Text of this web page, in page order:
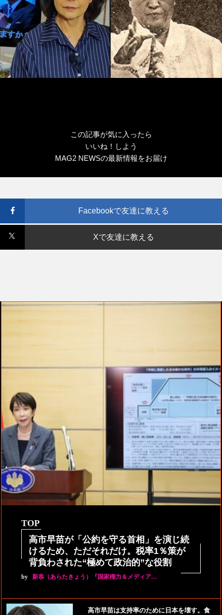
この記事が気に入ったら
いいね！しよう
MAG2 NEWSの最新情報をお届け
Facebookで友達に教える
Xで友達に教える
TOP
高市早苗が「公約を守る首相」を演じ続
けるため、ただそれだけ。税率1％策が
背負わされた“極めて政治的”な役割
by 新恭（あらたきょう）『国家権力＆メディア…
高市早苗は支持率のために日本を壊す。食